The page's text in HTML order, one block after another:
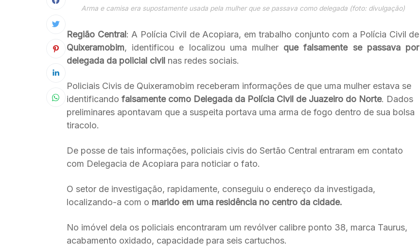
Arma e camisa era supostamente usada pela mulher que se passava como delegada (foto: divulgação)
Região Central: A Polícia Civil de Acopiara, em trabalho conjunto com a Polícia Civil de
Quixeramobim, identificou e localizou uma mulher que falsamente se passava por
delegada da policial civil nas redes sociais.
Policiais Civis de Quixeramobim receberam informações de que uma mulher estava se
identificando falsamente como Delegada da Polícia Civil de Juazeiro do Norte. Dados
preliminares apontavam que a suspeita portava uma arma de fogo dentro de sua bolsa
tiracolo.
De posse de tais informações, policiais civis do Sertão Central entraram em contato
com Delegacia de Acopiara para noticiar o fato.
O setor de investigação, rapidamente, conseguiu o endereço da investigada,
localizando-a com o marido em uma residência no centro da cidade.
No imóvel dela os policiais encontraram um revólver calibre ponto 38, marca Taurus,
acabamento oxidado, capacidade para seis cartuchos.